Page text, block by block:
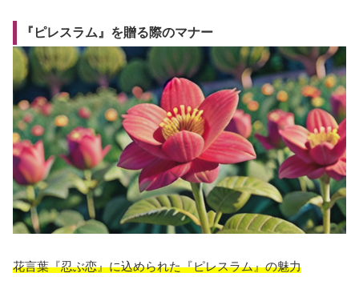
『ピレスラム』を贈る際のマナー
花言葉『忍ぶ恋』に込められた『ピレスラム』の魅力